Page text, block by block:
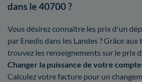
dans le 40700 ?
Vous désirez connaître les prix d'un
par Enedis dans les Landes ? Grâce
trouvez les renseignements sur le prix
Changer la puissance de votre
Calculez votre facture pour un